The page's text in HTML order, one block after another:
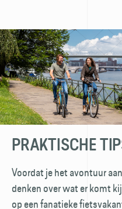
PRAKTISCHE
Voordat je het avontuur
denken over wat er komt
op een fanatieke